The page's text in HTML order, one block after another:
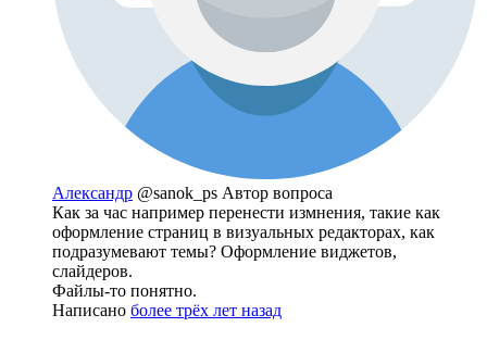
Александр @sanok_ps Автор вопроса
Как за час например перенести измнения, такие как
оформление страниц в визуальных редакторах, как
подразумевают темы? Оформление виджетов,
слайдеров.
Файлы-то понятно.
Написано более трёх лет назад